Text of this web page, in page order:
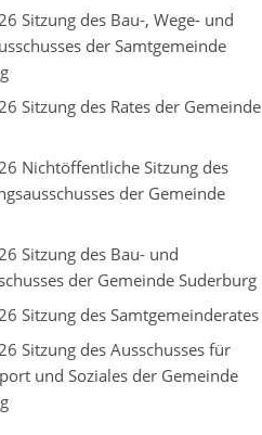
Sitzung des Bau-, Wege- und
der Samtgemeinde
Sitzung des Rates der Gemeinde
Nichtöffentliche Sitzung des
der Gemeinde
Sitzung des Bau- und
der Gemeinde Suderburg
Sitzung des Samtgemeinderates
Sitzung des Ausschusses für
und Soziales der Gemeinde